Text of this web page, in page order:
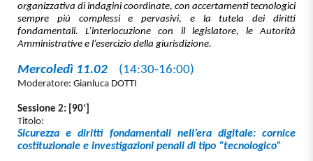
organizzativa di indagini coordinate, con accertamenti tecnologici
sempre più complessi e pervasivi, e la tutela dei diritti
fondamentali. L’interlocuzione con il legislatore, le Autorità
Amministrative e l’esercizio della giurisdizione.
Mercoledì 11.02 (14:30-16:00)
Moderatore: Gianluca DOTTI
Sessione 2: [90’]
Titolo:
Sicurezza e diritti fondamentali nell’era digitale: cornice
costituzionale e investigazioni penali di tipo “tecnologico”